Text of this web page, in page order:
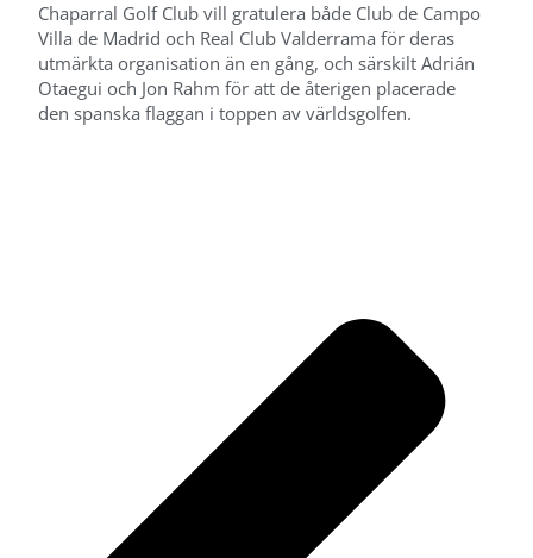
Chaparral Golf Club vill gratulera både Club de Campo
Villa de Madrid och Real Club Valderrama för deras
utmärkta organisation än en gång, och särskilt Adrián
Otaegui och Jon Rahm för att de återigen placerade
den spanska flaggan i toppen av världsgolfen.